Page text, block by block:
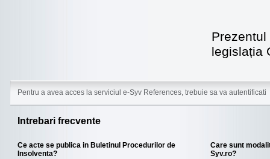
legislația
Pentru a avea acces la serviciul e-Syv References, trebuie sa va autentificati
Intrebari frecvente
Ce acte se publica in Buletinul Procedurilor de
Insolventa?
Care sunt
Syv.ro?